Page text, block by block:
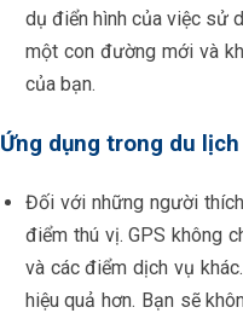
dụ điển hình của việc sử
một con đường mới và
của bạn.
Ứng dụng trong du lịch
Đối với những người
điểm thú vị. GPS không
và các điểm dịch vụ
hiệu quả hơn. Bạn sẽ